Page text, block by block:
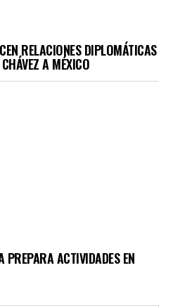
RELACIONES DIPLOMÁTICAS
A MÉXICO
PREPARA ACTIVIDADES EN